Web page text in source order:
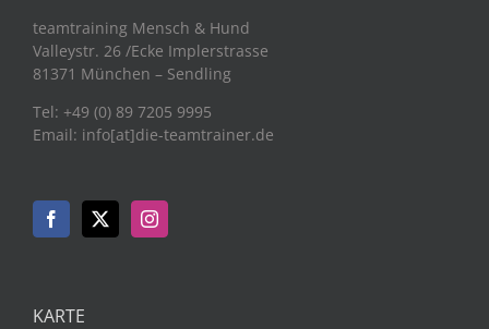
teamtraining Mensch & Hund
Valleystr. 26 /Ecke Implerstrasse
81371 München – Sendling
Tel: +49 (0) 89 7205 9995
Email: info[at]die-teamtrainer.de
KARTE